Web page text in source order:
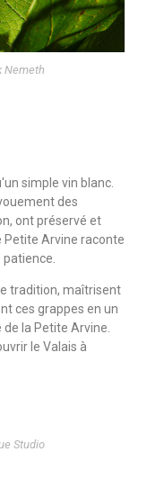
Nemeth
simple vin blanc.
des
ont préservé et
Petite Arvine raconte
tradition, maîtrisent
ces grappes en un
la Petite Arvine.
le Valais à
Studio